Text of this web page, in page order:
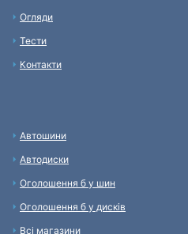
Огляди
Тести
Контакти
Автошини
Автодиски
Оголошення б у шин
Оголошення б у дисків
Всі магазини